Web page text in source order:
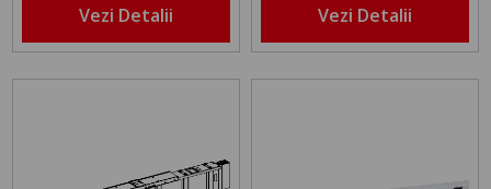
Vezi Detalii Vezi Detalii